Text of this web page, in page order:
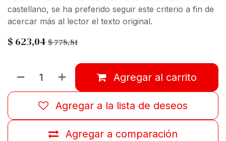
castellano, se ha preferido seguir este criterio a fin de
acercar más al lector el texto original.
$ 623,04 $778,81
Agregar al carrito
Agregar a comparación
Agregar a la lista de deseos